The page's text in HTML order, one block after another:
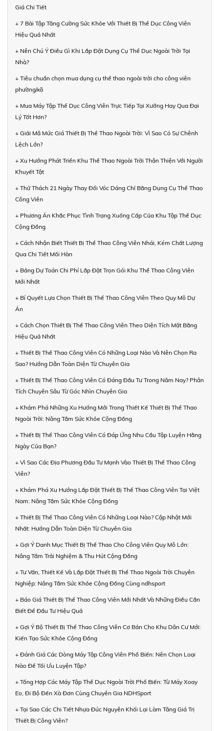
Giá Chi Tiết
+ 7 Bài Tập Tăng Cường Sức Khỏe Với Thiết Bị Thể Dục Công Viên
Hiệu Quả Nhất
+ Nên Chú Ý Điều Gì Khi Lắp Đặt Dụng Cụ Thể Dục Ngoài Trời Tại
Nhà?
+ Tiêu chuẩn chọn mua dụng cụ thể thao ngoài trời cho công viên
phường/xã
+ Mua Máy Tập Thể Dục Công Viên Trực Tiếp Tại Xưởng Hay Qua Đại
Lý Tốt Hơn?
+ Giải Mã Mức Giá Thiết Bị Thể Thao Ngoài Trời: Vì Sao Có Sự Chênh
Lệch Lớn?
+ Xu Hướng Phát Triển Khu Thể Thao Ngoài Trời Thân Thiện Với Người
Khuyết Tật
+ Thử Thách 21 Ngày Thay Đổi Vóc Dáng Chỉ Bằng Dụng Cụ Thể Thao
Công Viên
+ Phương Án Khắc Phục Tình Trạng Xuống Cấp Của Khu Tập Thể Dục
Cộng Đồng
+ Cách Nhận Biết Thiết Bị Thể Thao Công Viên Nhái, Kém Chất Lượng
Qua Chi Tiết Mối Hàn
+ Bảng Dự Toán Chi Phí Lắp Đặt Trọn Gói Khu Thể Thao Công Viên
Mới Nhất
+ Bí Quyết Lựa Chọn Thiết Bị Thể Thao Công Viên Theo Quy Mô Dự
Án
+ Cách Chọn Thiết Bị Thể Thao Công Viên Theo Diện Tích Mặt Bằng
Hiệu Quả Nhất
+ Thiết Bị Thể Thao Công Viên Có Những Loại Nào Và Nên Chọn Ra
Sao? Hướng Dẫn Toàn Diện Từ Chuyên Gia
+ Thiết Bị Thể Thao Công Viên Có Đáng Đầu Tư Trong Năm Nay? Phân
Tích Chuyên Sâu Từ Góc Nhìn Chuyên Gia
+ Khám Phá Những Xu Hướng Mới Trong Thiết Kế Thiết Bị Thể Thao
Ngoài Trời: Nâng Tầm Sức Khỏe Cộng Đồng
+ Thiết Bị Thể Thao Công Viên Có Đáp Ứng Nhu Cầu Tập Luyện Hằng
Ngày Của Bạn?
+ Vì Sao Các Địa Phương Đầu Tư Mạnh Vào Thiết Bị Thể Thao Công
Viên?
+ Khám Phá Xu Hướng Lắp Đặt Thiết Bị Thể Thao Công Viên Tại Việt
Nam: Nâng Tầm Sức Khỏe Cộng Đồng
+ Thiết Bị Thể Thao Công Viên Có Những Loại Nào? Cập Nhật Mới
Nhất: Hướng Dẫn Toàn Diện Từ Chuyên Gia
+ Gợi Ý Danh Mục Thiết Bị Thể Thao Cho Công Viên Quy Mô Lớn:
Nâng Tầm Trải Nghiệm & Thu Hút Cộng Đồng
+ Tư Vấn, Thiết Kế Và Lắp Đặt Thiết Bị Thể Thao Ngoài Trời Chuyên
Nghiệp: Nâng Tầm Sức Khỏe Cộng Đồng Cùng ndhsport
+ Báo Giá Thiết Bị Thể Thao Công Viên Mới Nhất Và Những Điều Cần
Biết Để Đầu Tư Hiệu Quả
+ Gợi Ý Bộ Thiết Bị Thể Thao Công Viên Cơ Bản Cho Khu Dân Cư Mới:
Kiến Tạo Sức Khỏe Cộng Đồng
+ Đánh Giá Các Dòng Máy Tập Công Viên Phổ Biến: Nên Chọn Loại
Nào Để Tối Ưu Luyện Tập?
+ Tổng Hợp Các Máy Tập Thể Dục Ngoài Trời Phổ Biến: Từ Máy Xoay
Eo, Đi Bộ Đến Xà Đơn Cùng Chuyên Gia NDHSport
+ Tại Sao Các Chi Tiết Nhựa Đúc Nguyên Khối Lại Làm Tăng Giá Trị
Thiết Bị Công Viên?